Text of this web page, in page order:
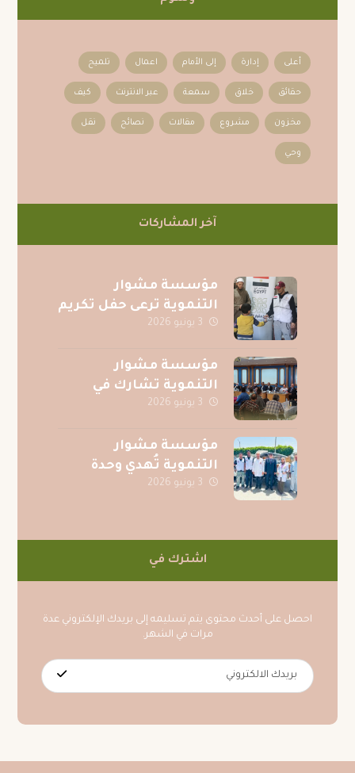
أعلى إدارة إلى الأمام اعمال تلميح
حقائق خلاق سمعة عبر الانترنت كيف
مخزون مشروع مقالات نصائح نقل
وحي
آخر المشاركات
مؤسسة مشوار
التنموية ترعى حفل تكريم
حفظة القرآن الكريم
الجيزة
3 يونيو 2026
مؤسسة مشوار
التنموية تشارك في
احتفالية جوائز المسابقة
عقيدتي
3 يونيو 2026
مؤسسة مشوار
التنموية تُهدي وحدة
عناية فائقة متكاملة
3 يونيو 2026
اشترك في
احصل على أحدث محتوى يتم تسليمه إلى بريدك الإلكتروني عدة
مرات في الشهر.